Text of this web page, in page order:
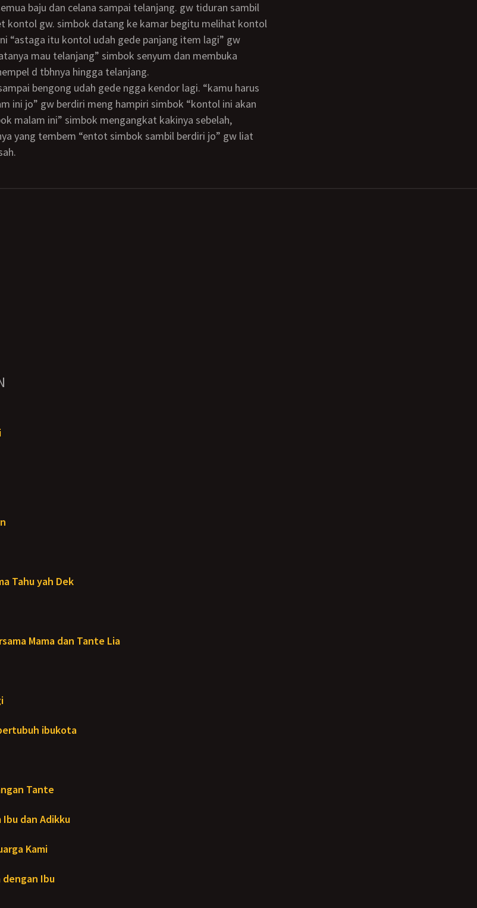
baju dan celana sampai telanjang. gw tiduran sambil
kontol gw. simbok datang ke kamar begitu melihat kontol
“astaga itu kontol udah gede panjang item lagi” gw
mau telanjang” simbok senyum dan membuka
d tbhnya hingga telanjang.
ini jo” gw berdiri meng hampiri simbok “kontol ini akan
malam ini” simbok mengangkat kakinya sebelah,
yang tembem “entot simbok sambil berdiri jo” gw liat
Tahu yah Dek
Mama dan Tante Lia
ibukota
Tante
Ibu dan Adikku
Kami
dengan Ibu